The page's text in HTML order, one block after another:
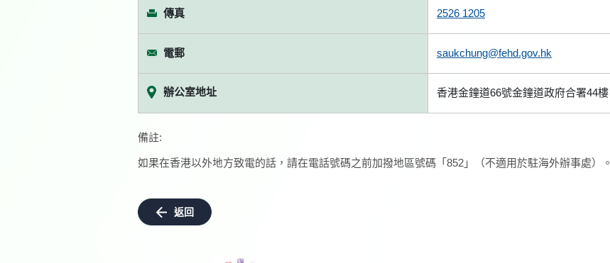
傳真 2526 1205
電郵 saukchung@fehd.gov.hk
辦公室地址 香港金鐘道66號金鐘道政府合署44樓
備註:
如果在香港以外地方致電的話，請在電話號碼之前加撥地區號碼「852」（不適用於駐海外辦事處）。
返回